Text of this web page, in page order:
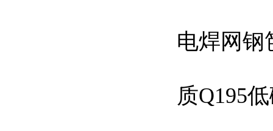
电焊网钢
质Q195